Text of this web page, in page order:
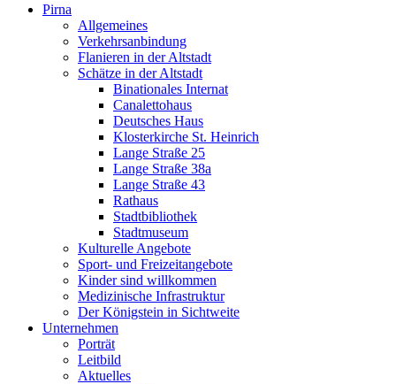
Pirna
Allgemeines
Verkehrsanbindung
Flanieren in der Altstadt
Schätze in der Altstadt
Binationales Internat
Canalettohaus
Deutsches Haus
Klosterkirche St. Heinrich
Lange Straße 25
Lange Straße 38a
Lange Straße 43
Rathaus
Stadtbibliothek
Stadtmuseum
Kulturelle Angebote
Sport- und Freizeitangebote
Kinder sind willkommen
Medizinische Infrastruktur
Der Königstein in Sichtweite
Unternehmen
Porträt
Leitbild
Aktuelles